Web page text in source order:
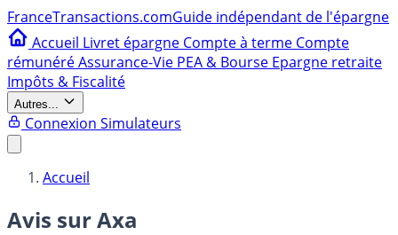
FranceTransactions.comGuide indépendant de l'épargne
Accueil Livret épargne Compte à terme Compte
rémunéréAssurance-Vie PEA & Bourse Epargne retraite
Impôts & Fiscalité
Autres...
Connexion Simulateurs
Accueil
Avis sur Axa